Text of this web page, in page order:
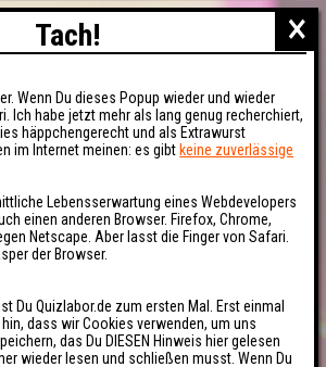
×
Tach!
Wenn Du dieses Popup wieder und wieder
Ich habe jetzt mehr als lang genug recherchiert,
häppchengerecht und als Extrawurst
im Internet meinen: es gibt keine zuverlässige
Lebensserwartung eines Webdevelopers
einen anderen Browser. Firefox, Chrome,
Netscape. Aber lasst die Finger von Safari.
der Browser.
Du Quizlabor.de zum ersten Mal. Erst einmal
dass wir Cookies verwenden, um uns
das Du DIESEN Hinweis hier gelesen
wieder lesen und schließen musst. Wenn Du